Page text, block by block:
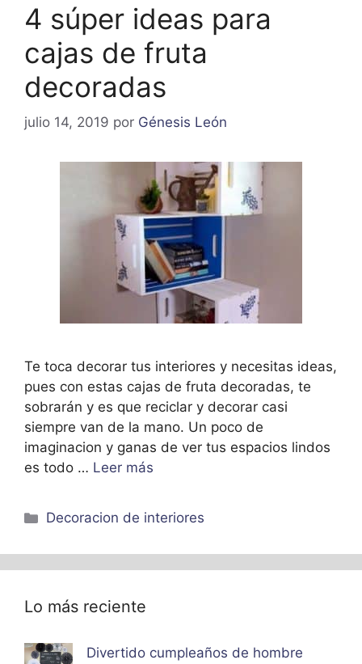
4 súper ideas para
cajas de fruta
decoradas
julio 14, 2019 por Génesis León
Te toca decorar tus interiores y necesitas ideas,
pues con estas cajas de fruta decoradas, te
sobrarán y es que reciclar y decorar casi
siempre van de la mano. Un poco de
imaginacion y ganas de ver tus espacios lindos
es todo … Leer más
Categorías
Decoracion de interiores
Lo más reciente
Divertido cumpleaños de hombre